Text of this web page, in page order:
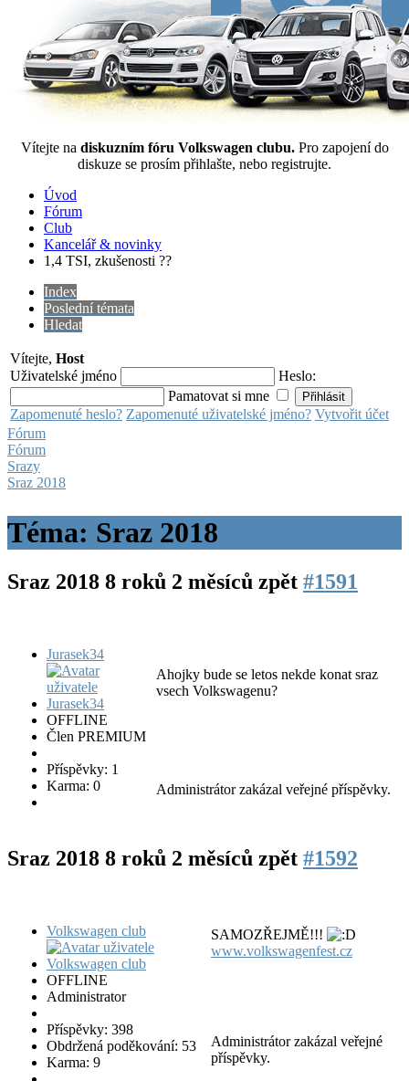
Vítejte na diskuzním fóru Volkswagen clubu. Pro zapojení do
diskuze se prosím přihlašte, nebo registrujte.
Úvod
Fórum
Club
Kancelář & novinky
1,4 TSI, zkušenosti ??
Index
Poslední témata
Hledat
Vítejte, Host
Uživatelské jméno
Heslo:
Pamatovat si mne
Zapomenuté heslo? Zapomenuté uživatelské jméno? Vytvořit účet
Fórum
Fórum
Srazy
Sraz 2018
Téma: Sraz 2018
Sraz 2018 8 roků 2 měsíců zpět #1591
Jurasek34
OFFLINE
Člen PREMIUM
Příspěvky: 1
Karma: 0
Ahojky bude se letos nekde konat sraz
vsech Volkswagenu?
Administrátor zakázal veřejné příspěvky.
Sraz 2018 8 roků 2 měsíců zpět #1592
Volkswagen club
OFFLINE
Administrator
Příspěvky: 398
Obdržená poděkování: 53
Karma: 9
SAMOZŘEJMĚ!!!
www.volkswagenfest.cz
Administrátor zakázal veřejné
příspěvky.